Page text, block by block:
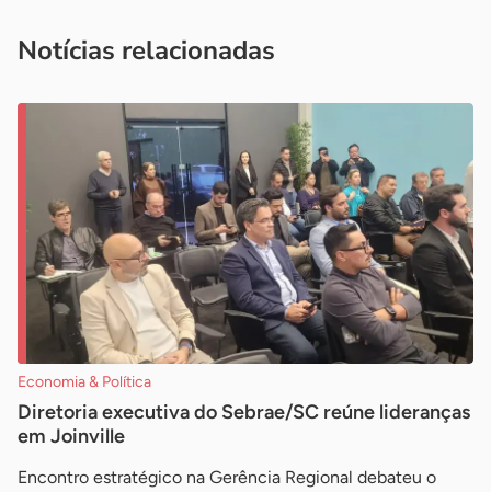
Notícias relacionadas
Economia & Política
Diretoria executiva do Sebrae/SC reúne lideranças
em Joinville
Encontro estratégico na Gerência Regional debateu o